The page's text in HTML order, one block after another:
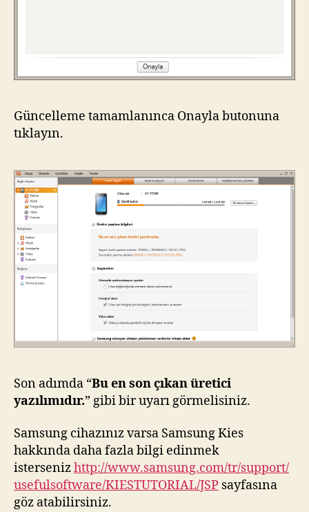
Güncelleme tamamlanınca Onayla butonuna
tıklayın.
Son adımda “Bu en son çıkan üretici
yazılımıdır.” gibi bir uyarı görmelisiniz.
Samsung cihazınız varsa Samsung Kies
hakkında daha fazla bilgi edinmek
istersenizhttp://www.samsung.com/tr/support/
usefulsoftware/KIESTUTORIAL/JSP sayfasına
göz atabilirsiniz.